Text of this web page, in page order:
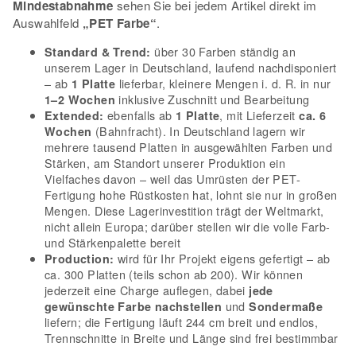
Mindestabnahme sehen Sie bei jedem Artikel direkt im
Auswahlfeld „PET Farbe“.
Standard & Trend: über 30 Farben ständig an
unserem Lager in Deutschland, laufend nachdisponiert
– ab 1 Platte lieferbar, kleinere Mengen i. d. R. in nur
1–2 Wochen inklusive Zuschnitt und Bearbeitung
Extended: ebenfalls ab 1 Platte, mit Lieferzeitca. 6
Wochen (Bahnfracht). In Deutschland lagern wir
mehrere tausend Platten in ausgewählten Farben und
Stärken, am Standort unserer Produktion ein
Vielfaches davon – weil das Umrüsten der PET-
Fertigung hohe Rüstkosten hat, lohnt sie nur in großen
Mengen. Diese Lagerinvestition trägt der Weltmarkt,
nicht allein Europa; darüber stellen wir die volle Farb-
und Stärkenpalette bereit
Production: wird für Ihr Projekt eigens gefertigt – ab
ca. 300 Platten (teils schon ab 200). Wir können
jederzeit eine Charge auflegen, dabei jede
gewünschte Farbe nachstellen undSondermaße
liefern; die Fertigung läuft 244 cm breit und endlos,
Trennschnitte in Breite und Länge sind frei bestimmbar